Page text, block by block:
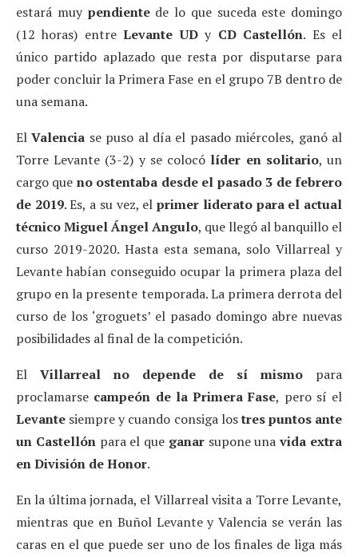
estará muy pendientede lo que suceda este domingo
(12 horas) entreLevante UDyCD Castellón. Es el
único partido aplazado que resta por disputarse para
poder concluir la Primera Fase en el grupo 7B dentro de
una semana.
ElValencia se puso al día el pasado miércoles, ganó al
Torre Levante (3-2) y se colocó líder en solitario, un
cargo que no ostentaba desde el pasado 3 de febrero
de 2019. Es, a su vez, elprimer liderato para el actual
técnico Miguel Ángel Angulo, que llegó al banquillo el
curso 2019-2020. Hasta esta semana, solo Villarreal y
Levante habían conseguido ocupar la primera plaza del
grupo en la presente temporada. La primera derrota del
curso de los ‘groguets’ el pasado domingo abre nuevas
posibilidades al final de la competición.
El Villarreal no depende de sí mismo para
proclamarse campeón de la Primera Fase, pero sí el
Levante siempre y cuando consiga lostres puntos ante
un Castellónpara el que ganarsupone unavida extra
en División de Honor.
En la última jornada, el Villarreal visita a Torre Levante,
mientras que en Buñol Levante y Valencia se verán las
caras en el que puede ser uno de los finales de liga más